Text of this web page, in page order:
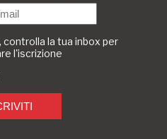
controlla la tua inbox per
l'iscrizione